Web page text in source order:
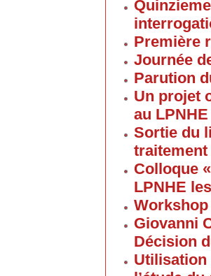
Première
Journée
Parution
Un projet
au LPNHE
Sortie du
traitement
Colloque
LPNHE
Giovanni
Décision
Utilisation